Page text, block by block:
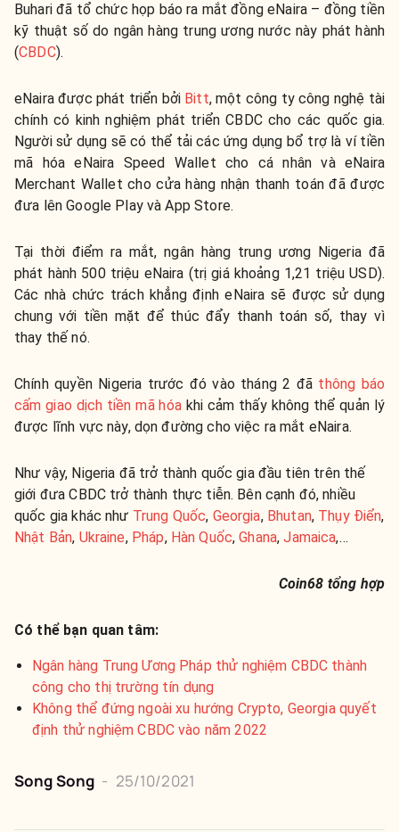
Buhari đã tổ chức họp báo ra mắt đồng eNaira – đồng tiền
kỹ thuật số do ngân hàng trung ương nước này phát hành
(CBDC).
eNaira được phát triển bởi Bitt, một công ty công nghệ tài
chính có kinh nghiệm phát triển CBDC cho các quốc gia.
Người sử dụng sẽ có thể tải các ứng dụng bổ trợ là ví tiền
mã hóa eNaira Speed Wallet cho cá nhân và eNaira
Merchant Wallet cho cửa hàng nhận thanh toán đã được
đưa lên Google Play và App Store.
Tại thời điểm ra mắt, ngân hàng trung ương Nigeria đã
phát hành 500 triệu eNaira (trị giá khoảng 1,21 triệu USD).
Các nhà chức trách khẳng định eNaira sẽ được sử dụng
chung với tiền mặt để thúc đẩy thanh toán số, thay vì
thay thế nó.
Chính quyền Nigeria trước đó vào tháng 2 đã thông báo
cấm giao dịch tiền mã hóakhi cảm thấy không thể quản lý
được lĩnh vực này, dọn đường cho việc ra mắt eNaira.
Như vậy, Nigeria đã trở thành quốc gia đầu tiên trên thế
giới đưa CBDC trở thành thực tiễn. Bên cạnh đó, nhiều
quốc gia khác như Trung Quốc, Georgia, Bhutan, Thụy Điển,
Nhật Bản, Ukraine, Pháp, Hàn Quốc,Ghana,Jamaica,…
Coin68 tổng hợp
Có thể bạn quan tâm:
Ngân hàng Trung Ương Pháp thử nghiệm CBDC thành
công cho thị trường tín dụng
Không thể đứng ngoài xu hướng Crypto, Georgia quyết
định thử nghiệm CBDC vào năm 2022
Song Song - 25/10/2021